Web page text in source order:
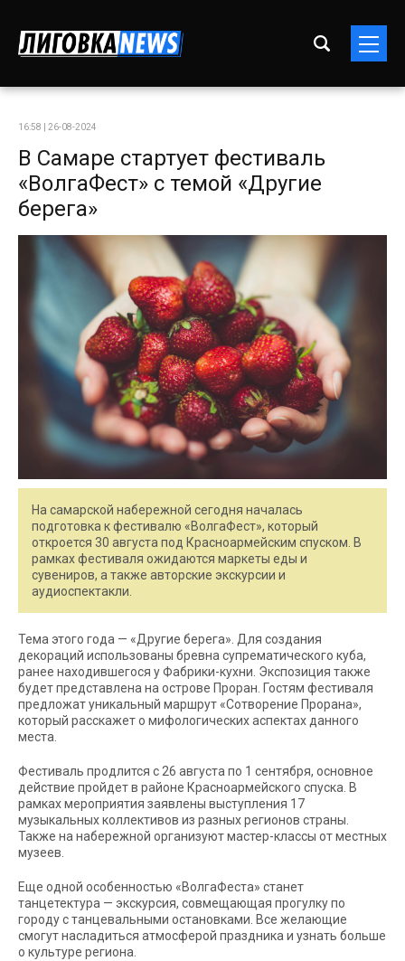
16:58 | 26-08-2024
В Самаре стартует фестиваль
«ВолгаФест» с темой «Другие
берега»
На самарской набережной сегодня началась
подготовка к фестивалю «ВолгаФест», который
откроется 30 августа под Красноармейским спуском. В
рамках фестиваля ожидаются маркеты еды и
сувениров, а также авторские экскурсии и
аудиоспектакли.
Тема этого года — «Другие берега». Для создания
декораций использованы бревна супрематического куба,
ранее находившегося у Фабрики-кухни. Экспозиция также
будет представлена на острове Проран. Гостям фестиваля
предложат уникальный маршрут «Сотворение Прорана»,
который расскажет о мифологических аспектах данного
места.
Фестиваль продлится с 26 августа по 1 сентября, основное
действие пройдет в районе Красноармейского спуска. В
рамках мероприятия заявлены выступления 17
музыкальных коллективов из разных регионов страны.
Также на набережной организуют мастер-классы от местных
музеев.
Еще одной особенностью «ВолгаФеста» станет
танцетектура — экскурсия, совмещающая прогулку по
городу с танцевальными остановками. Все желающие
смогут насладиться атмосферой праздника и узнать больше
о культуре региона.